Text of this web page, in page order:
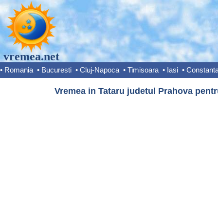
vremea.net
• Romania • Bucuresti • Cluj-Napoca • Timisoara • Iasi •
Vremea in Tataru judetul Prahova